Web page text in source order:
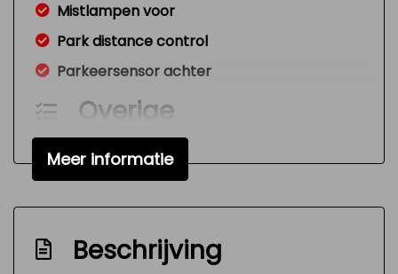
Mistlampen voor
Park distance control
Parkeersensor achter
Overige
Anti blokkeer systeem
Anti doorslip regeling
Bestuurdersairbag
Elektronisch stabiliteits programma
Hoofd airbag(s) voor
Meer informatie
Beschrijving